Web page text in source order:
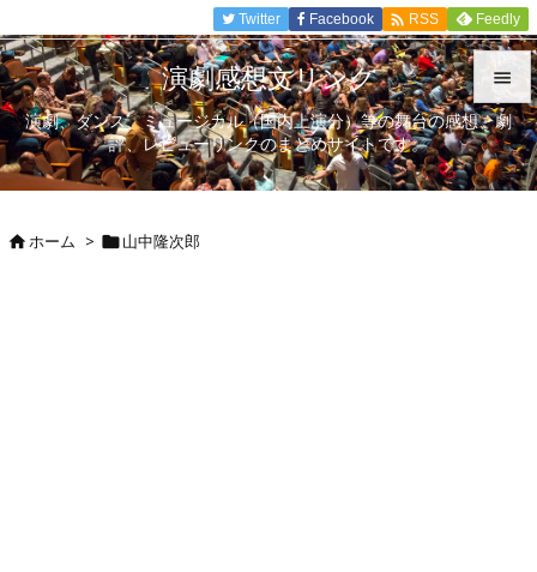


メニュ

Twitter Facebook  RSS Feedly
演劇感想文リンク
演劇、ダンス、ミュージカル（国内上演分）等の舞台の感想、劇
評、レビューリンクのまとめサイトです。
ホーム > 山中隆次郎